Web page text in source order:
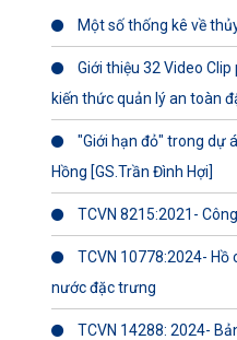
Một số thống kê về
Giới thiệu 32 Video
kiến thức quản lý an toàn
"Giới hạn đỏ" trong dự
Hồng [GS.Trần Đình Hợi]
TCVN 8215:2021-
TCVN 10778:2024-
nước đặc trưng
TCVN 14288: 2024-